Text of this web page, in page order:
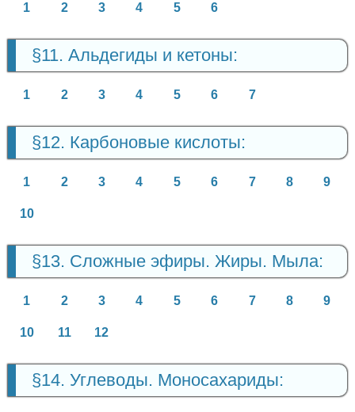
1 2 3 4 5 6
§11. Альдегиды и кетоны:
1 2 3 4 5 6 7
§12. Карбоновые кислоты:
1 2 3 4 5 6 7 8 9
10
§13. Сложные эфиры. Жиры. Мыла:
1 2 3 4 5 6 7 8 9
10 11 12
§14. Углеводы. Моносахариды: